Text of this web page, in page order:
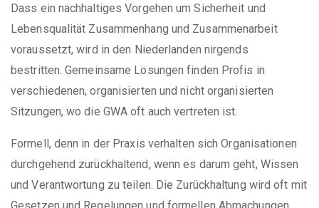
Dass ein nachhaltiges Vorgehen um Sicherheit und
Lebensqualität Zusammenhang und Zusammenarbeit
voraussetzt, wird in den Niederlanden nirgends
bestritten. Gemeinsame Lösungen finden Profis in
verschiedenen, organisierten und nicht organisierten
Sitzungen, wo die GWA oft auch vertreten ist.
Formell, denn in der Praxis verhalten sich Organisationen
durchgehend zurückhaltend, wenn es darum geht, Wissen
und Verantwortung zu teilen. Die Zurückhaltung wird oft mit
Gesetzen und Regelungen und formellen Abmachungen